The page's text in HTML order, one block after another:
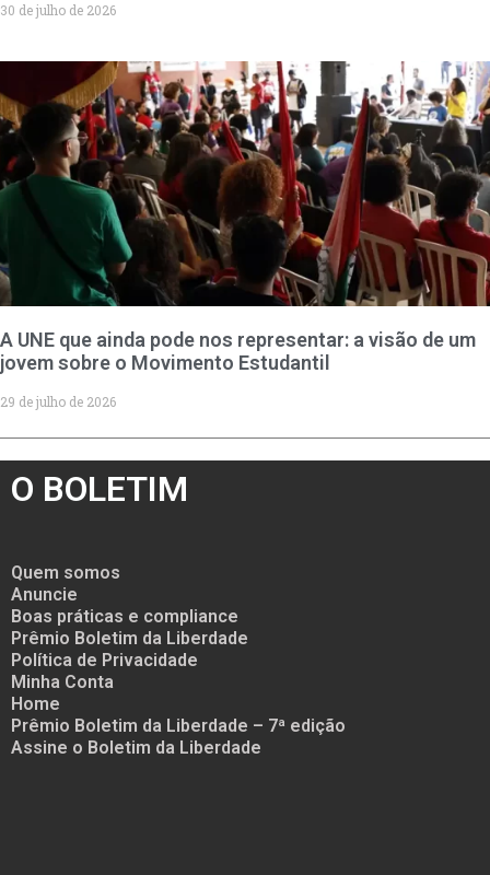
30 de julho de 2026
A UNE que ainda pode nos representar: a visão de um
jovem sobre o Movimento Estudantil
29 de julho de 2026
O BOLETIM
Quem somos
Anuncie
Boas práticas e compliance
Prêmio Boletim da Liberdade
Política de Privacidade
Minha Conta
Home
Prêmio Boletim da Liberdade – 7ª edição
Assine o Boletim da Liberdade